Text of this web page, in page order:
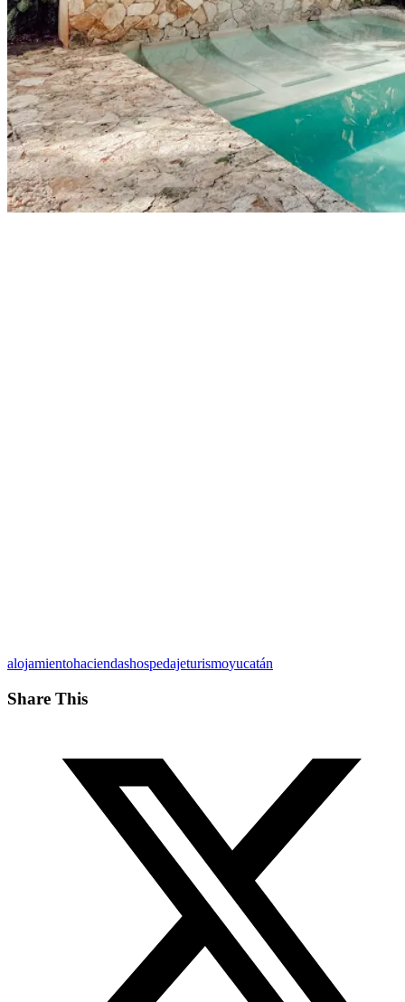
alojamientohaciendashospedajeturismoyucatán
Share This